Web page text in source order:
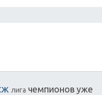
лига чемпионов уже